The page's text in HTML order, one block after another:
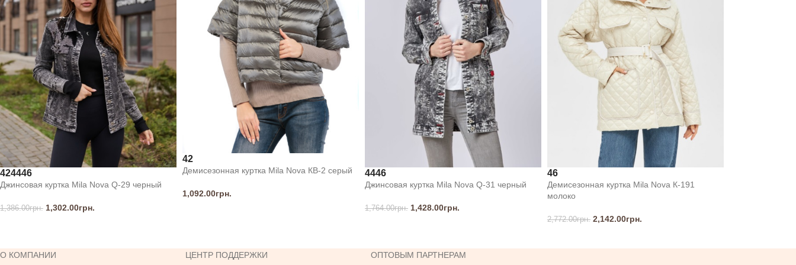
424446
Джинсовая куртка Mila Nova Q-29 черный
1,386.00грн. 1,302.00грн.
42
Демисезонная куртка Mila Nova КВ-2 серый
1,092.00грн.
4446
Джинсовая куртка Mila Nova Q-31 черный
1,764.00грн. 1,428.00грн.
46
Демисезонная куртка Mila Nova К-191
молоко
2,772.00грн. 2,142.00грн.
О КОМПАНИИ
ЦЕНТР ПОДДЕРЖКИ
ОПТОВЫМ ПАРТНЕРАМ